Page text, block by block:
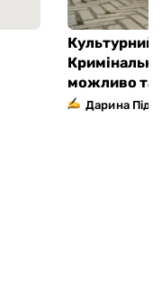
Культурний
можливо та
Дарина